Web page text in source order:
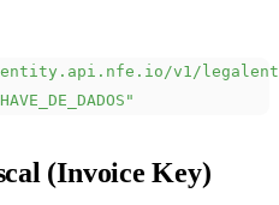
v1/
(Invoice Key)